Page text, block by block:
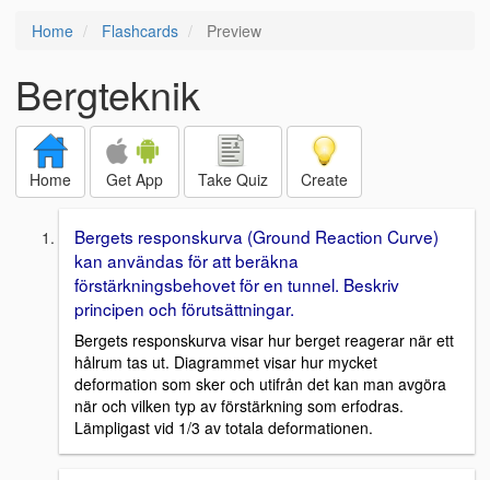
Home Flashcards Preview
Bergteknik
Home Get App Take Quiz Create
Bergets responskurva (Ground Reaction Curve)
kan användas för att beräkna
förstärkningsbehovet för en tunnel. Beskriv
principen och förutsättningar.
Bergets responskurva visar hur berget reagerar när ett
hålrum tas ut. Diagrammet visar hur mycket
deformation som sker och utifrån det kan man avgöra
när och vilken typ av förstärkning som erfodras.
Lämpligast vid 1/3 av totala deformationen.